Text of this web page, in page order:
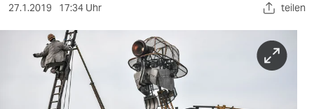
sport
27.1.2019 17:34 Uhr teilen